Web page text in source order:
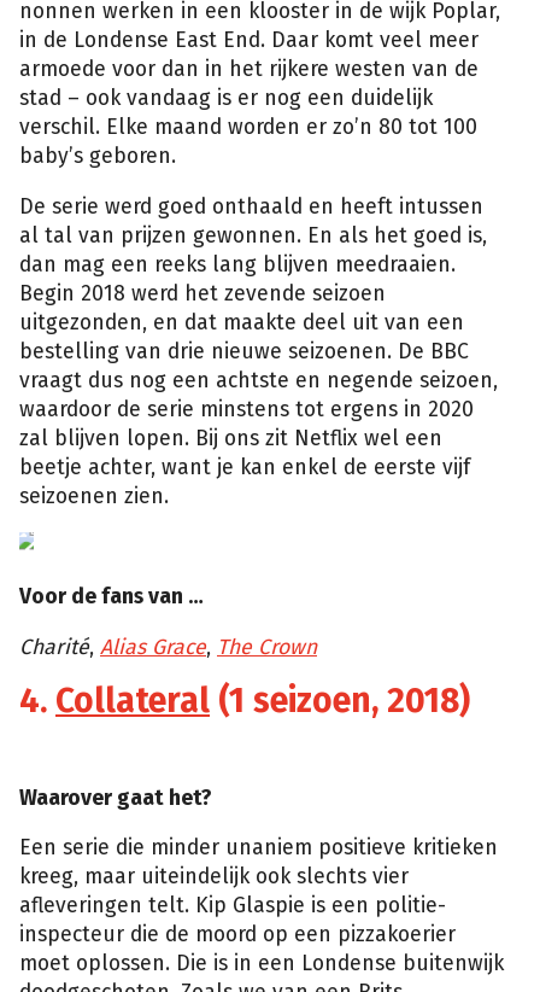
nonnen werken in een klooster in de wijk Poplar,
in de Londense East End. Daar komt veel meer
armoede voor dan in het rijkere westen van de
stad – ook vandaag is er nog een duidelijk
verschil. Elke maand worden er zo’n 80 tot 100
baby’s geboren.
De serie werd goed onthaald en heeft intussen
al tal van prijzen gewonnen. En als het goed is,
dan mag een reeks lang blijven meedraaien.
Begin 2018 werd het zevende seizoen
uitgezonden, en dat maakte deel uit van een
bestelling van drie nieuwe seizoenen. De BBC
vraagt dus nog een achtste en negende seizoen,
waardoor de serie minstens tot ergens in 2020
zal blijven lopen. Bij ons zit Netflix wel een
beetje achter, want je kan enkel de eerste vijf
seizoenen zien.
Voor de fans van …
Charité, Alias Grace, The Crown
4. Collateral (1 seizoen, 2018)
Waarover gaat het?
Een serie die minder unaniem positieve kritieken
kreeg, maar uiteindelijk ook slechts vier
afleveringen telt. Kip Glaspie is een politie-
inspecteur die de moord op een pizzakoerier
moet oplossen. Die is in een Londense buitenwijk